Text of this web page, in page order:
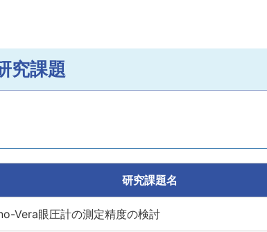
究課題
研究課題名
Vera眼圧計の測定精度の検討